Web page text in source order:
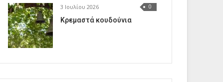
3 Ιουλίου 2026 0
Κρεμαστά κουδούνια